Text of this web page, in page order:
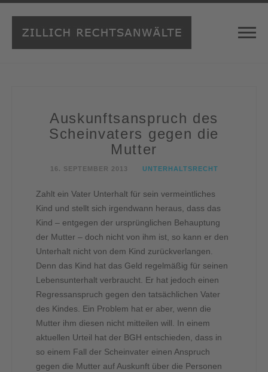
Auskunftsanspruch des
Scheinvaters gegen die
Mutter
16. SEPTEMBER 2013 UNTERHALTSRECHT
Zahlt ein Vater Unterhalt für sein vermeintliches
Kind und stellt sich irgendwann heraus, dass das
Kind – entgegen der ursprünglichen Behauptung
der Mutter – doch nicht von ihm ist, so kann er den
Unterhalt nicht von dem Kind zurückverlangen.
Denn das Kind hat das Geld regelmäßig für seinen
Lebensunterhalt verbraucht. Er hat jedoch einen
Regressanspruch gegen den tatsächlichen Vater
des Kindes. Ein Problem hat er aber, wenn die
Mutter ihm diesen nicht mitteilen will. In einem
aktuellen Urteil hat der BGH entschieden, dass in
so einem Fall der Scheinvater einen Anspruch
gegen die Mutter auf Auskunft über die Personen